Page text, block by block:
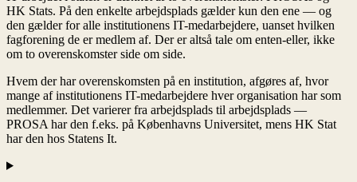
HK Stats. På den enkelte arbejdsplads gælder kun den ene — og
den gælder for alle institutionens IT-medarbejdere, uanset hvilken
fagforening de er medlem af. Der er altså tale om enten-eller, ikke
om to overenskomster side om side.
Hvem der har overenskomsten på en institution, afgøres af, hvor
mange af institutionens IT-medarbejdere hver organisation har som
medlemmer. Det varierer fra arbejdsplads til arbejdsplads —
PROSA har den f.eks. på Københavns Universitet, mens HK Stat
har den hos Statens It.